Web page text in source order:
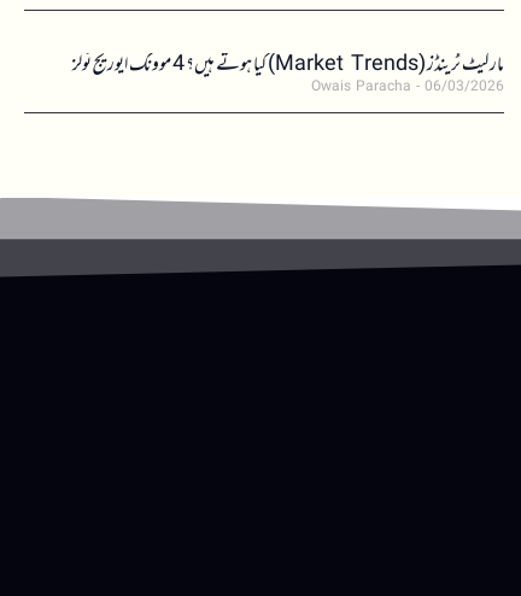
مارکیٹ ٹرینڈز (Market Trends) کیا ہوتے ہیں؟ 4 موونگ ایوریج ٹولز
Owais Paracha 06/03/2026